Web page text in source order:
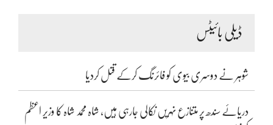
ڈیلی بائیٹس
شوہر نے دوسری بیوی کو فائرنگ کرکے قتل کردیا
دریائے سندھ پر متنازع نہریں نکالی جارہی ہیں، شاہ محمد شاہ کا وزیر اعظم